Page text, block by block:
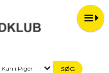
Kun i Piger